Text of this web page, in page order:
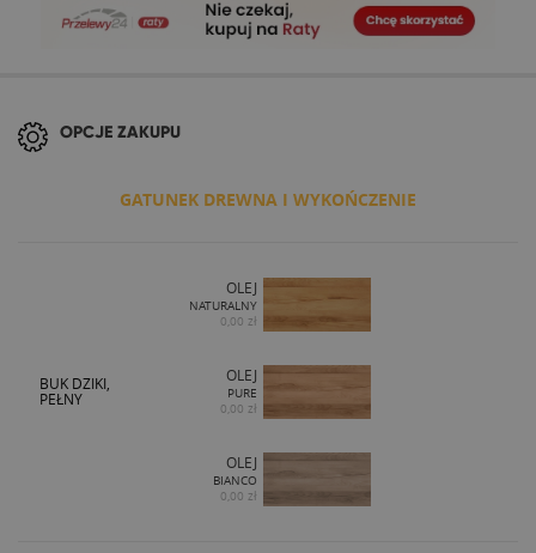
OPCJE ZAKUPU
GATUNEK DREWNA I WYKOŃCZENIE
BUK DZIKI,
PEŁNY
OLEJ
NATURALNY
0,00 zł
OLEJ
PURE
0,00 zł
OLEJ
BIANCO
0,00 zł